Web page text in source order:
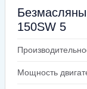
150SW 5
Мощность